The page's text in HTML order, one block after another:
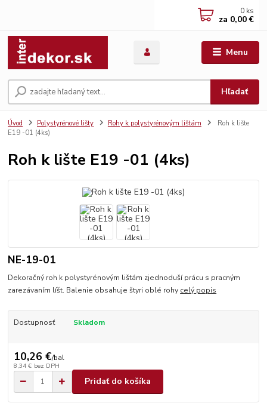
Menu
Hľadať
0 ks
za 0,00 €
Úvod Polystyrénové lišty Rohy k polystyrénovým lištám
Roh k lište
E19 -01 (4ks)
Roh k lište E19 -01 (4ks)
NE-19-01
Dekoračný roh k polystyrénovým lištám zjednoduší prácu s pracným
zarezávaním líšt. Balenie obsahuje štyri oblé rohy celý popis
Dostupnosť Skladom
10,26 €/bal
8,34 € bez DPH
Pridať do košíka